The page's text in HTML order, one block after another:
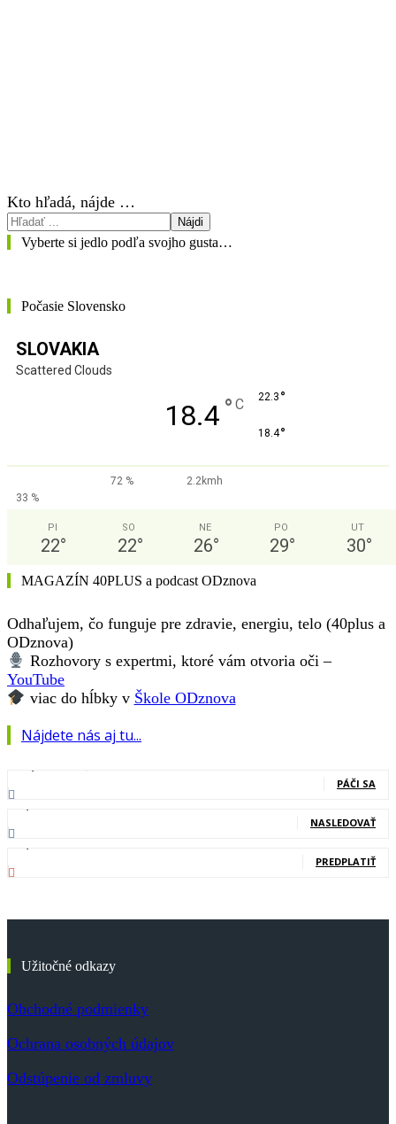
Kto hľadá, nájde …
Nájdi
Vyberte si jedlo podľa svojho gusta…
Počasie Slovensko
SLOVAKIA
Scattered Clouds
18.4 ° C 22.3 °
18.4°
72 %
2.2kmh
33 %
PI
22°
SO
22°
NE
26°
PO
29°
UT
30°
MAGAZÍN 40PLUS a podcast ODznova
Odhaľujem, čo funguje pre zdravie, energiu, telo (40plus a
ODznova)
Rozhovory s expertmi, ktoré vám otvoria oči –
YouTube
viac do hĺbky v Škole ODznova
Nájdete nás aj tu...
PÁČI SA
NASLEDOVAŤ
PREDPLATIŤ
Užitočné odkazy
Obchodné podmienky
Ochrana osobných údajov
Odstúpenie od zmluvy